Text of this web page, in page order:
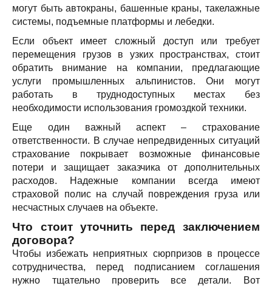
могут быть автокраны, башенные краны, такелажные
системы, подъемные платформы и лебедки.
Если объект имеет сложный доступ или требует
перемещения грузов в узких пространствах, стоит
обратить внимание на компании, предлагающие
услуги промышленных альпинистов. Они могут
работать в труднодоступных местах без
необходимости использования громоздкой техники.
Еще один важный аспект – страхование
ответственности. В случае непредвиденных ситуаций
страхование покрывает возможные финансовые
потери и защищает заказчика от дополнительных
расходов. Надежные компании всегда имеют
страховой полис на случай повреждения груза или
несчастных случаев на объекте.
Что стоит уточнить перед заключением
договора?
Чтобы избежать неприятных сюрпризов в процессе
сотрудничества, перед подписанием соглашения
нужно тщательно проверить все детали. Вот